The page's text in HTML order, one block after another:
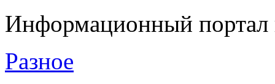
Информационный портал
Разное